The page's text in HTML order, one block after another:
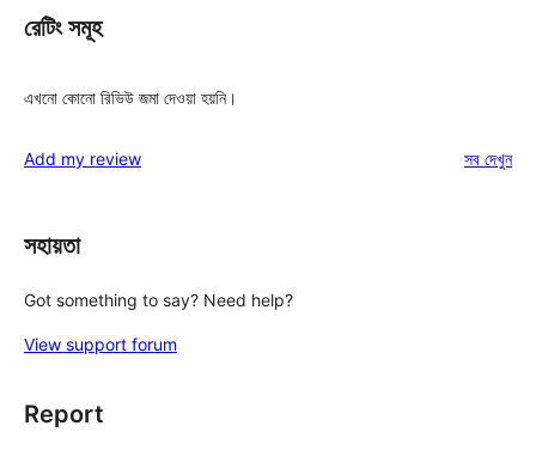
রেটিং সমূহ
এখনো কোনো রিভিউ জমা দেওয়া হয়নি।
Add my review সবরিভিউ
দেখুন
সহায়তা
Got something to say? Need help?
View support forum
Report